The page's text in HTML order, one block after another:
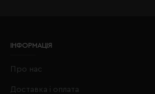
ІНФОРМАЦІЯ
Про нас
Доставка і оплата